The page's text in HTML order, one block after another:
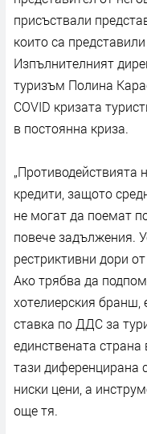
присъствали
които са
Изпълнителният
туризъм Полина
COVID кризата
в постоянна криза.
„Противодействията
кредити, защото
не могат да поемат
повече задължения.
рестриктивни дори
Ако трябва да
хотелиерския бранш,
ставка по ДДС за
единствената страна
тази диференцирана
ниски цени, а
още тя.